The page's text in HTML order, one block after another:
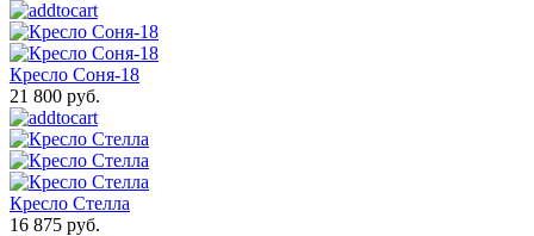
Кресло Соня-18
21 800 руб.
Кресло Стелла
16 875 руб.